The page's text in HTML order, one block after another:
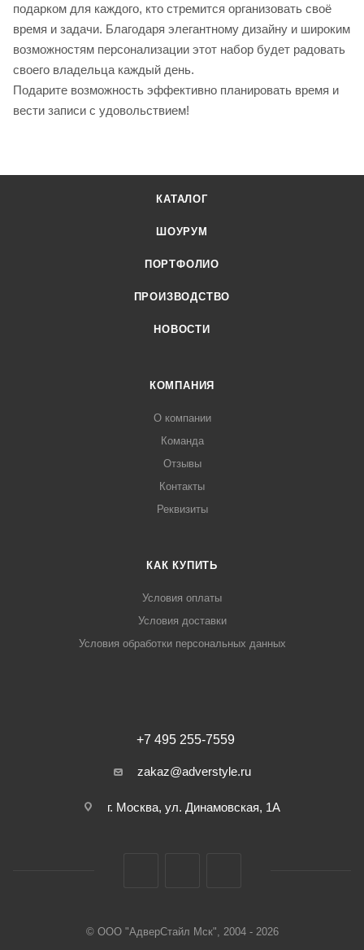
подарком для каждого, кто стремится организовать своё
время и задачи. Благодаря элегантному дизайну и широким
возможностям персонализации этот набор будет радовать
своего владельца каждый день.
Подарите возможность эффективно планировать время и
вести записи с удовольствием!
КАТАЛОГ
ШОУРУМ
ПОРТФОЛИО
ПРОИЗВОДСТВО
НОВОСТИ
КОМПАНИЯ
О компании
Команда
Отзывы
Контакты
Реквизиты
КАК КУПИТЬ
Условия оплаты
Условия доставки
Условия обработки персональных данных
+7 495 255-7559
zakaz@adverstyle.ru
г. Москва, ул. Динамовская, 1А
© ООО "АдверСтайл Мск", 2004 - 2026